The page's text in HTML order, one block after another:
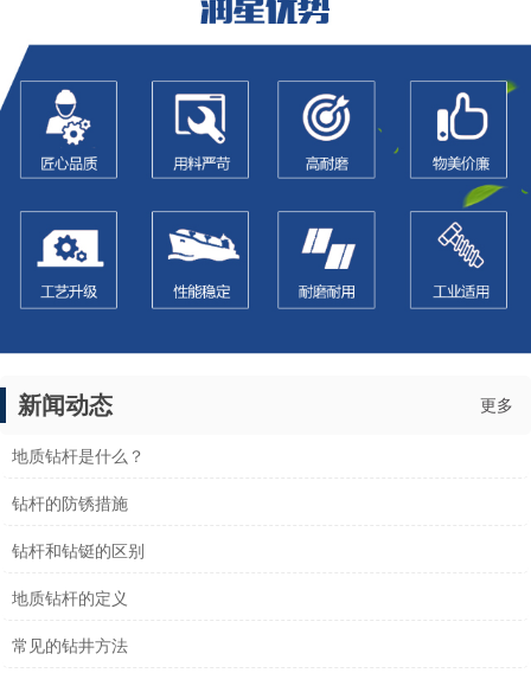
新闻动态 更多
地质钻杆是什么？
钻杆的防锈措施
钻杆和钻铤的区别
地质钻杆的定义
常见的钻井方法